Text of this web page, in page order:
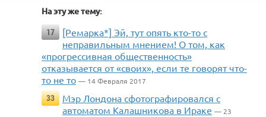
На эту же тему:
17
[Ремарка*] Эй, тут опять кто-то с
неправильным мнением! О том, как
«прогрессивная общественность»
отказывается от «своих», если те говорят что-
то не то — 14 Февраля 2017
33
Мэр Лондона сфотографировался с
автоматом Калашникова в Ираке — 23